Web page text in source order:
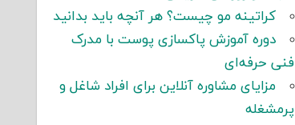
کراتینه مو چیست؟ هر آنچه باید بدانید
دوره آموزش پاکسازی پوست با مدرک
فنی حرفه‌ای
مزایای مشاوره آنلاین برای افراد شاغل و
پرمشغله